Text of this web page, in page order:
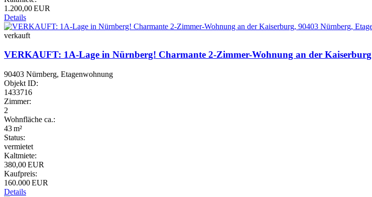
1.200,00 EUR
Details
verkauft
VERKAUFT: 1A-Lage in Nürnberg! Charmante 2-Zimmer-Wohnung an der Kaiserburg
90403 Nürnberg, Etagenwohnung
Objekt ID:
1433716
Zimmer:
2
Wohnfläche ca.:
43 m²
Status:
vermietet
Kaltmiete:
380,00 EUR
Kaufpreis:
160.000 EUR
Details